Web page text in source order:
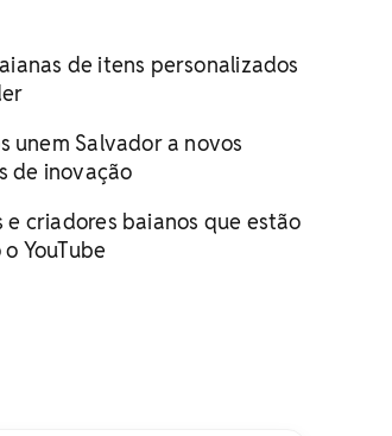
de itens personalizados
unem Salvador a novos
de inovação
e criadores baianos que estão
YouTube